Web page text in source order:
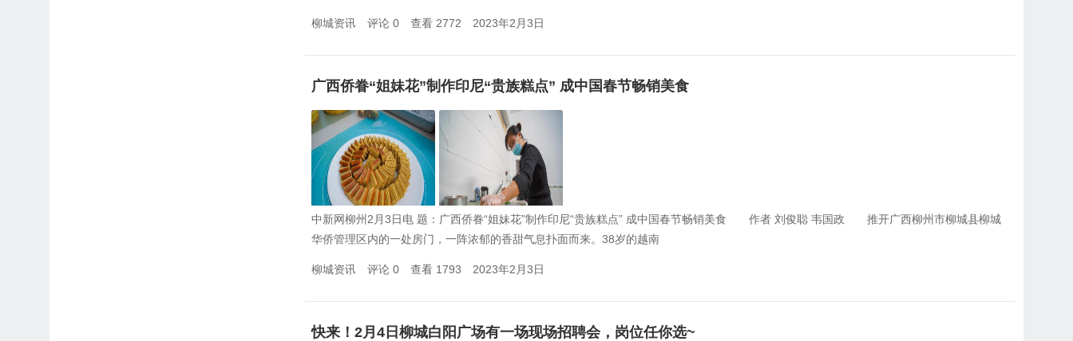
柳城资讯 评论 0 查看 2772 2023年2月3日
广西侨眷“姐妹花”制作印尼“贵族糕点” 成中国春节畅销美食
中新网柳州2月3日电 题：广西侨眷“姐妹花”制作印尼“贵族糕点” 成中国春节畅销美食 作者 刘俊聪 韦国政 推开广西柳州市柳城县柳城
华侨管理区内的一处房门，一阵浓郁的香甜气息扑面而来。38岁的越南
柳城资讯 评论 0 查看 1793 2023年2月3日
快来！2月4日柳城白阳广场有一场现场招聘会，岗位任你选~